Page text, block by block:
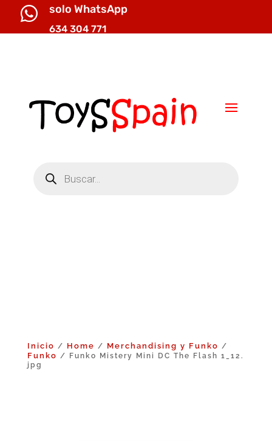
 solo WhatsApp
634 304 771
productos
Inicio / Home / Merchandising y Funko /
Funko / Funko Mistery Mini DC The Flash 1_12.
jpg